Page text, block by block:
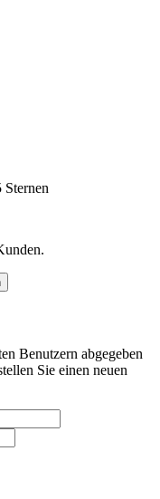
Benutzern abgegeben
Sie einen neuen